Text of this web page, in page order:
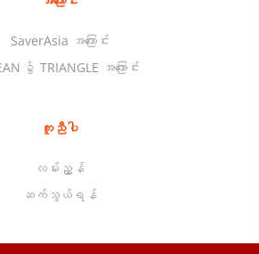
SaverAsia အကြောင်း
၌ TRIANGLE အကြောင်း
ကူညီပါ
လမ်းညွှန်
ဆက်သွယ်ရန်